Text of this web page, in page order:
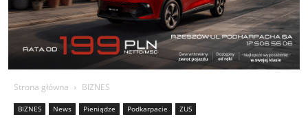
Strona główna BIZNES
BIZNES News Pieniądze Podkarpacie ZUS